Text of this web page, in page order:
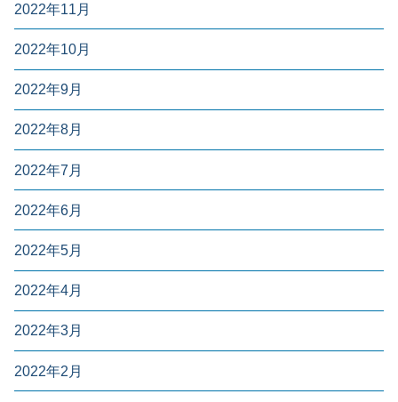
2022年11月
2022年10月
2022年9月
2022年8月
2022年7月
2022年6月
2022年5月
2022年4月
2022年3月
2022年2月